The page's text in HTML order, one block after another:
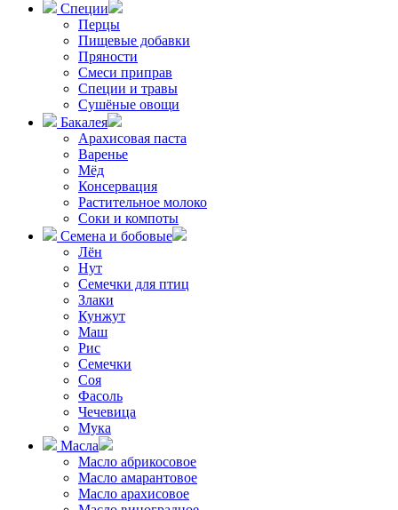
Специи
Перцы
Пищевые добавки
Пряности
Смеси приправ
Специи и травы
Сушёные овощи
Бакалея
Арахисовая паста
Варенье
Мёд
Консервация
Растительное молоко
Соки и компоты
Семена и бобовые
Лён
Нут
Семечки для птиц
Злаки
Кунжут
Маш
Рис
Семечки
Соя
Фасоль
Чечевица
Мука
Масла
Масло абрикосовое
Масло амарантовое
Масло арахисовое